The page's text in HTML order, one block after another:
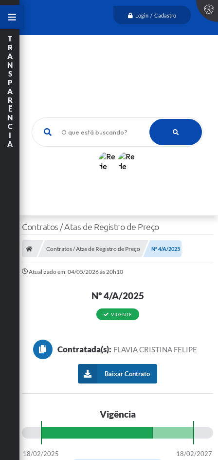
Login / Cadastro
O que está buscando?
T
R
A
N
S
P
A
R
Ê
N
C
I
A
Contratos / Atas de Registro de Preço
Contratos / Atas de Registro de Preço Nº 4/A/2025
Atualizado em: 04/05/2026 às 20h10
Nº 4/A/2025
VIGENTE
Contratada(s): FLAVIA CRISTINA FELIPE
Baixar Contrato
Vigência
18/02/2025
18/02/2027